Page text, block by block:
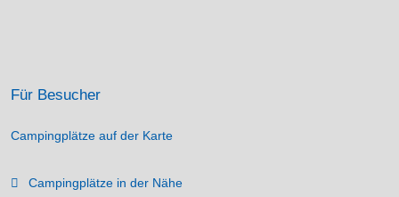
Für Besucher
Campingplätze auf der Karte
Campingplätze in der Nähe